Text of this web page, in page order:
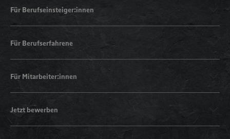
Für Berufseinsteiger:innen
Für Berufserfahrene
Für Mitarbeiter:innen
Jetzt bewerben